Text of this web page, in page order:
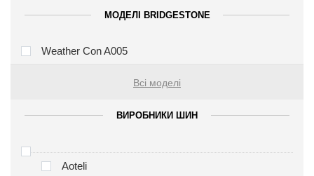
МОДЕЛІ BRIDGESTONE
Weather Con A005
Всі моделі
ВИРОБНИКИ ШИН
Aoteli